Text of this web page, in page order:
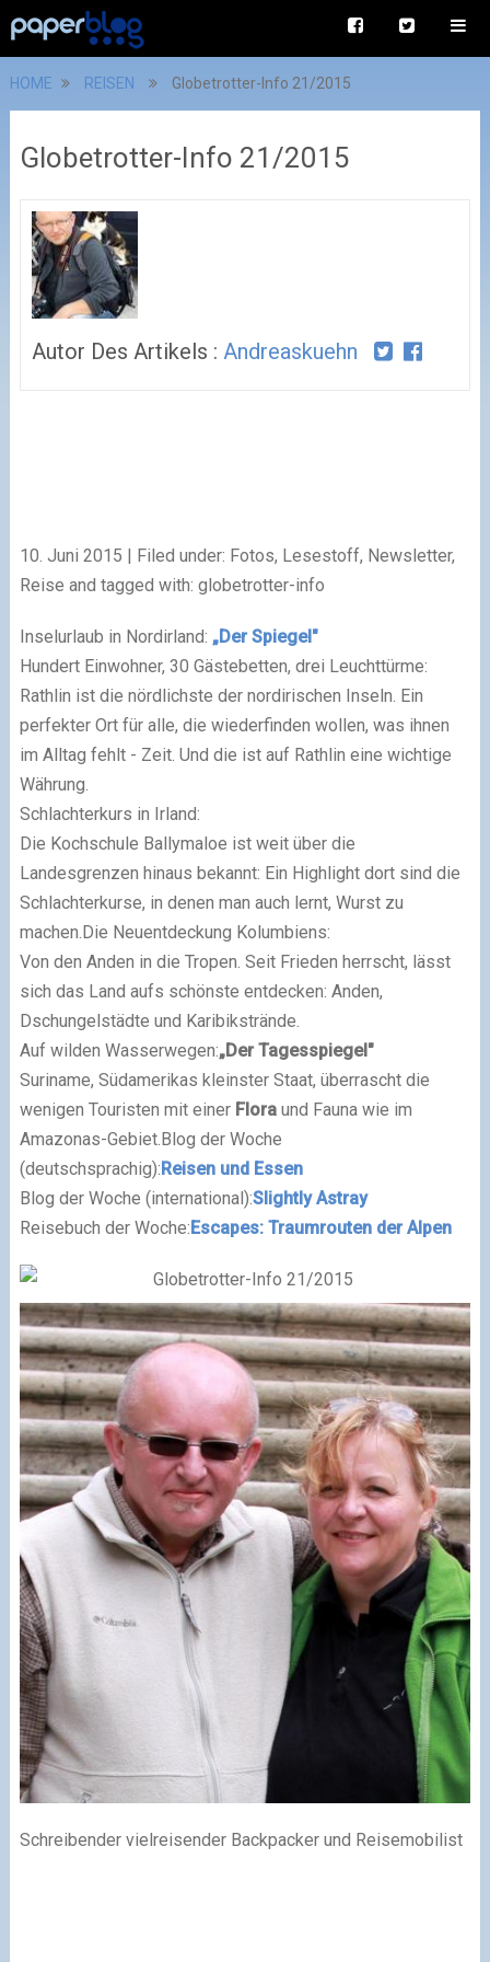
HOME REISEN Globetrotter-Info 21/2015
Globetrotter-Info 21/2015
Autor Des Artikels : Andreaskuehn
10. Juni 2015 | Filed under: Fotos, Lesestoff, Newsletter,
Reise and tagged with: globetrotter-info
Inselurlaub in Nordirland: „Der Spiegel"
Hundert Einwohner, 30 Gästebetten, drei Leuchttürme:
Rathlin ist die nördlichste der nordirischen Inseln. Ein
perfekter Ort für alle, die wiederfinden wollen, was ihnen
im Alltag fehlt - Zeit. Und die ist auf Rathlin eine wichtige
Währung.
Schlachterkurs in Irland:
Die Kochschule Ballymaloe ist weit über die
Landesgrenzen hinaus bekannt: Ein Highlight dort sind die
Schlachterkurse, in denen man auch lernt, Wurst zu
machen.Die Neuentdeckung Kolumbiens:
Von den Anden in die Tropen. Seit Frieden herrscht, lässt
sich das Land aufs schönste entdecken: Anden,
Dschungelstädte und Karibikstrände.
Auf wilden Wasserwegen:„Der Tagesspiegel"
Suriname, Südamerikas kleinster Staat, überrascht die
wenigen Touristen mit einer Floraund Fauna wie im
Amazonas-Gebiet.Blog der Woche
(deutschsprachig):Reisen und Essen
Blog der Woche (international):Slightly Astray
Reisebuch der Woche:Escapes: Traumrouten der Alpen
Schreibender vielreisender Backpacker und Reisemobilist